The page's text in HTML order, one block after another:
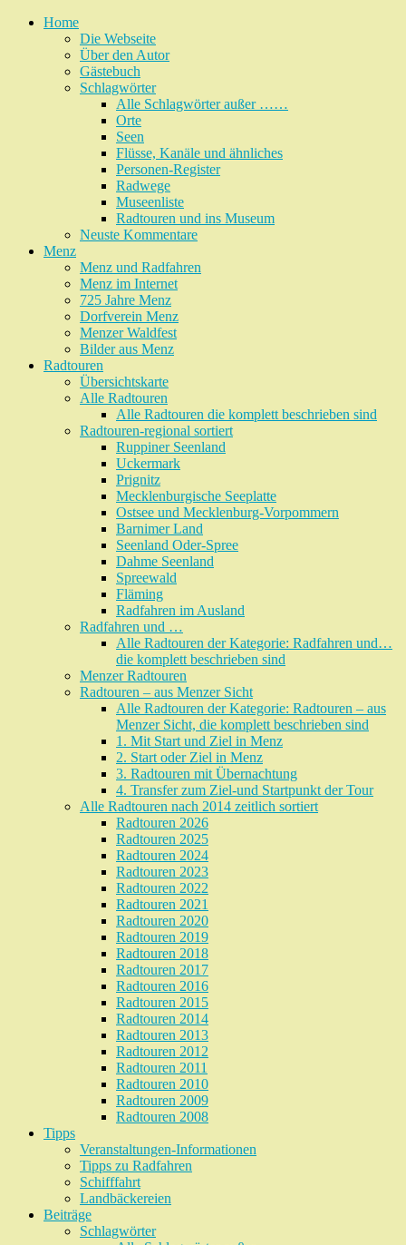
Home
Die Webseite
Über den Autor
Gästebuch
Schlagwörter
Alle Schlagwörter außer ……
Orte
Seen
Flüsse, Kanäle und ähnliches
Personen-Register
Radwege
Museenliste
Radtouren und ins Museum
Neuste Kommentare
Menz
Menz und Radfahren
Menz im Internet
725 Jahre Menz
Dorfverein Menz
Menzer Waldfest
Bilder aus Menz
Radtouren
Übersichtskarte
Alle Radtouren
Alle Radtouren die komplett beschrieben sind
Radtouren-regional sortiert
Ruppiner Seenland
Uckermark
Prignitz
Mecklenburgische Seeplatte
Ostsee und Mecklenburg-Vorpommern
Barnimer Land
Seenland Oder-Spree
Dahme Seenland
Spreewald
Fläming
Radfahren im Ausland
Radfahren und …
Alle Radtouren der Kategorie: Radfahren und…
die komplett beschrieben sind
Menzer Radtouren
Radtouren – aus Menzer Sicht
Alle Radtouren der Kategorie: Radtouren – aus
Menzer Sicht, die komplett beschrieben sind
1. Mit Start und Ziel in Menz
2. Start oder Ziel in Menz
3. Radtouren mit Übernachtung
4. Transfer zum Ziel-und Startpunkt der Tour
Alle Radtouren nach 2014 zeitlich sortiert
Radtouren 2026
Radtouren 2025
Radtouren 2024
Radtouren 2023
Radtouren 2022
Radtouren 2021
Radtouren 2020
Radtouren 2019
Radtouren 2018
Radtouren 2017
Radtouren 2016
Radtouren 2015
Radtouren 2014
Radtouren 2013
Radtouren 2012
Radtouren 2011
Radtouren 2010
Radtouren 2009
Radtouren 2008
Tipps
Veranstaltungen-Informationen
Tipps zu Radfahren
Schifffahrt
Landbäckereien
Beiträge
Schlagwörter